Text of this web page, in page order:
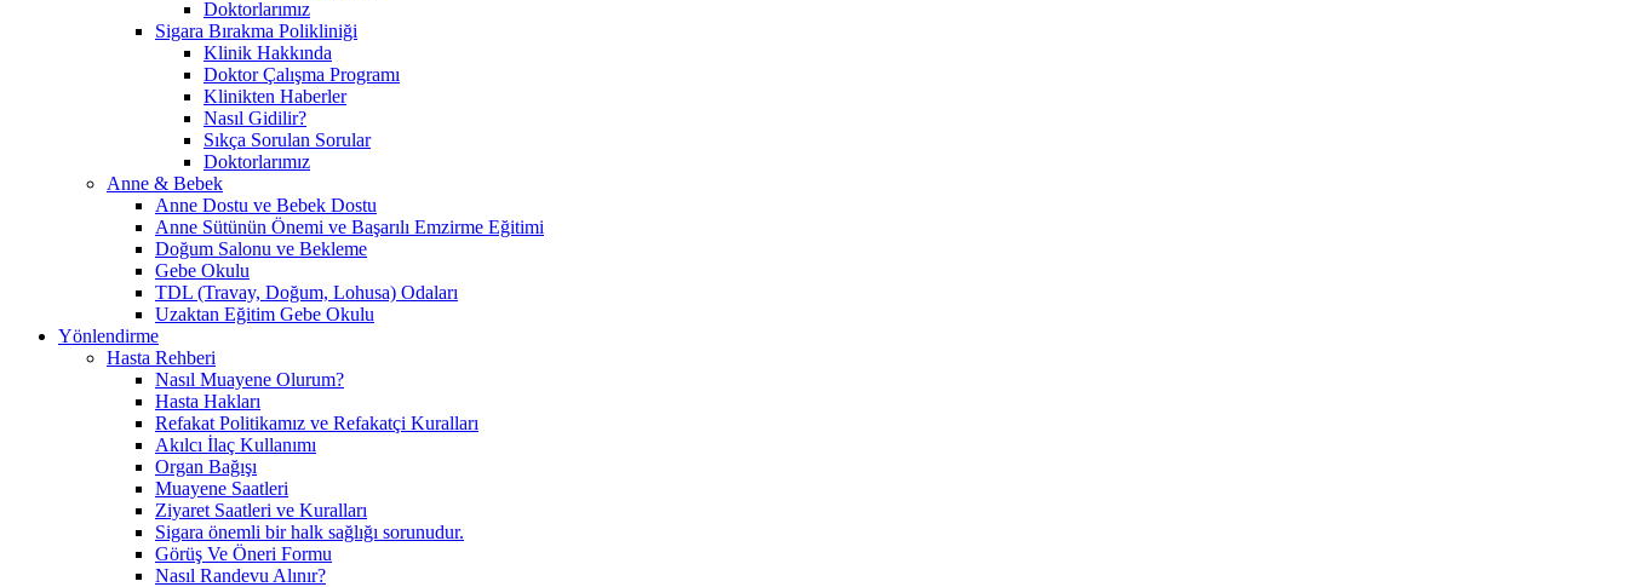
Doktorlarımız
Sigara Bırakma Polikliniği
Klinik Hakkında
Doktor Çalışma Programı
Klinikten Haberler
Nasıl Gidilir?
Sıkça Sorulan Sorular
Doktorlarımız
Anne & Bebek
Anne Dostu ve Bebek Dostu
Anne Sütünün Önemi ve Başarılı Emzirme Eğitimi
Doğum Salonu ve Bekleme
Gebe Okulu
TDL (Travay, Doğum, Lohusa) Odaları
Uzaktan Eğitim Gebe Okulu
Yönlendirme
Hasta Rehberi
Nasıl Muayene Olurum?
Hasta Hakları
Refakat Politikamız ve Refakatçi Kuralları
Akılcı İlaç Kullanımı
Organ Bağışı
Muayene Saatleri
Ziyaret Saatleri ve Kuralları
Sigara önemli bir halk sağlığı sorunudur.
Görüş Ve Öneri Formu
Nasıl Randevu Alınır?